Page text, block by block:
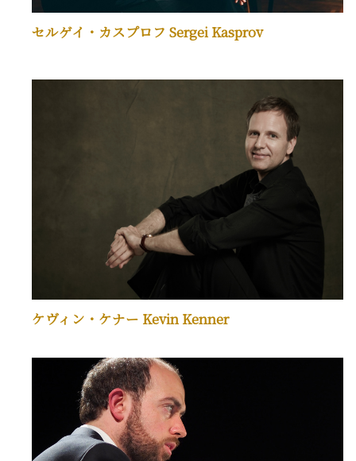
セルゲイ・カスプロフ Sergei Kasprov
ケヴィン・ケナー Kevin Kenner